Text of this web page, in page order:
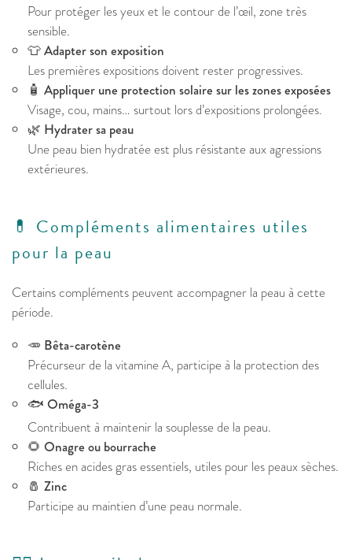
Pour protéger les yeux et le contour de l’œil, zone très
sensible.
👕Adapter son exposition
Les premières expositions doivent rester progressives.
🧴 Appliquer une protection solaire sur les zones exposées
Visage, cou, mains… surtout lors d’expositions prolongées.
🌿 Hydrater sa peau
Une peau bien hydratée est plus résistante aux agressions
extérieures.
💊 Compléments alimentaires utiles
pour la peau
Certains compléments peuvent accompagner la peau à cette
période.
🥕 Bêta-carotène
Précurseur de la vitamine A, participe à la protection des
cellules.
🐟 Oméga-3
Contribuent à maintenir la souplesse de la peau.
🌻 Onagre ou bourrache
Riches en acides gras essentiels, utiles pour les peaux sèches.
🧂 Zinc
Participe au maintien d’une peau normale.